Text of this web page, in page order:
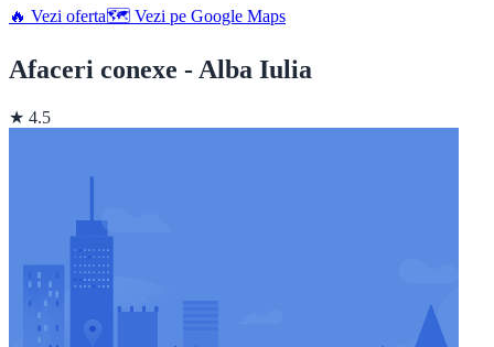
🔥 Vezi oferta🗺️ Vezi pe Google Maps
Afaceri conexe - Alba Iulia
★ 4.5